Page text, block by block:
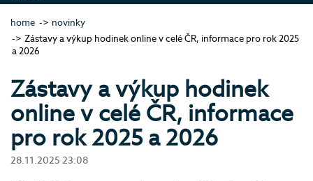
home
novinky
Zástavy a výkup hodinek online v celé ČR, informace pro rok 2025
a 2026
Zástavy a výkup hodinek
online v celé ČR, informace
pro rok 2025 a 2026
28.11.2025 23:08